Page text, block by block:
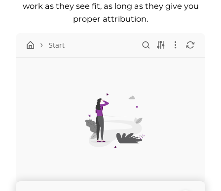
work as they see fit, as long as they give you
proper attribution.
Start